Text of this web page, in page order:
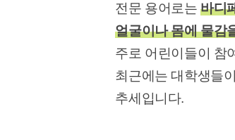
전문 용어로는바디
얼굴이나 몸에 물감
주로 어린이들이 참
최근에는 대학생들
추세입니다.